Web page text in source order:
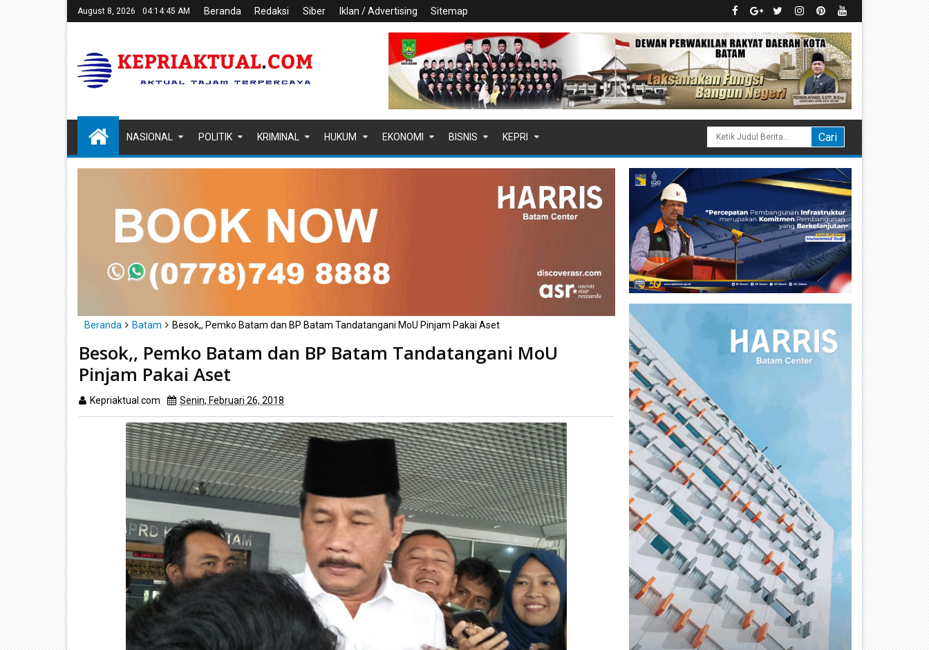
August 8, 2026 04:14:46 AM Beranda Redaksi Siber Iklan / Advertising Sitemap
NASIONAL POLITIK KRIMINAL HUKUM EKONOMI BISNIS KEPRI
Beranda Batam Besok,, Pemko Batam dan BP Batam Tandatangani MoU Pinjam Pakai Aset
Besok,, Pemko Batam dan BP Batam Tandatangani MoU
Pinjam Pakai Aset
Kepriaktual.com Senin, Februari 26, 2018